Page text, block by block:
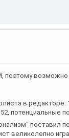
поэтому
в
потенциальные
поставил
великолепно